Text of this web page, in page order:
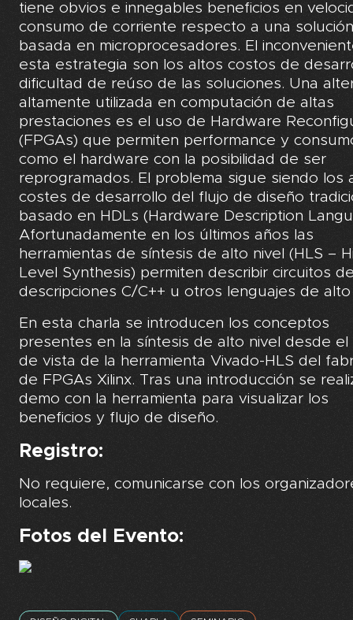
tiene obvios e innegables beneficios en
consumo de corriente respecto a una solución
basada en microprocesadores. El
esta estrategia son los altos costos de
dificultad de reúso de las soluciones. Una
altamente utilizada en computación de altas
prestaciones es el uso de Hardware
(FPGAs) que permiten performance y
como el hardware con la posibilidad de ser
reprogramados. El problema sigue siendo los
costes de desarrollo del flujo de diseño
basado en HDLs (Hardware Description
Afortunadamente en los últimos años las
herramientas de síntesis de alto nivel (HLS –
Level Synthesis) permiten describir circuitos
descripciones C/C++ u otros lenguajes de alto
En esta charla se introducen los conceptos
presentes en la síntesis de alto nivel desde
de vista de la herramienta Vivado-HLS del
de FPGAs Xilinx. Tras una introducción se
demo con la herramienta para visualizar los
beneficios y flujo de diseño.
Registro:
No requiere, comunicarse con los
locales.
Fotos del Evento: